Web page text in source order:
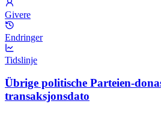
Givere
Endringer
Tidslinje
Übrige politische Parteien-
transaksjonsdato